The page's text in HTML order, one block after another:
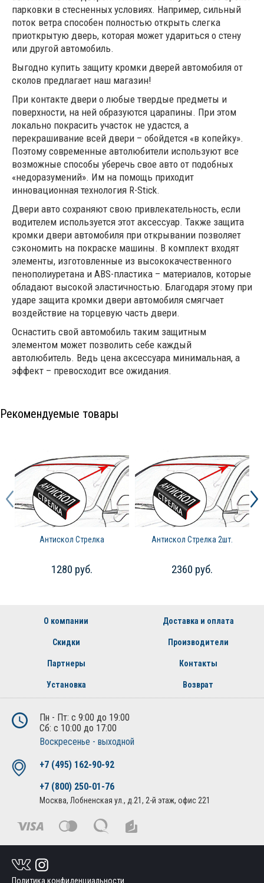
парковки в стесненных условиях. Например, сильный
поток ветра способен полностью открыть слегка
приоткрытую дверь, которая может удариться о стену
или другой автомобиль.
Выгодно купить защиту кромки дверей автомобиля от
сколов предлагает наш магазин!
При контакте двери о любые твердые предметы и
поверхности, на ней образуются царапины. При этом
локально покрасить участок не удастся, а
перекрашивание всей двери – обойдется «в копейку».
Поэтому современные автолюбители используют все
возможные способы уберечь свое авто от подобных
«недоразумений». Им на помощь приходит
инновационная технология R-Stick.
Двери авто сохраняют свою привлекательность, если
водителем используется этот аксессуар. Также защита
кромки двери автомобиля при открывании позволяет
сэкономить на покраске машины. В комплект входят
элементы, изготовленные из высококачественного
пенополиуретана и ABS-пластика – материалов, которые
обладают высокой эластичностью. Благодаря этому при
ударе защита кромки двери автомобиля смягчает
воздействие на торцевую часть двери.
Оснастить свой автомобиль таким защитным
элементом может позволить себе каждый
автолюбитель. Ведь цена аксессуара минимальная, а
эффект – превосходит все ожидания.
Рекомендуемые товары
Антискол Стрелка
1280 руб.
Антискол Стрелка 2шт.
2360 руб.
О компании Доставка и оплата
Скидки Производители
Партнеры Контакты
Установка Возврат
Пн - Пт: с 9:00 до 19:00
Сб: с 10:00 до 17:00
Воскресенье - выходной
+7 (495) 162-90-92
+7 (800) 250-01-76
Москва, Лобненская ул., д.21, 2-й этаж, офис 221
Политика конфиденциальности